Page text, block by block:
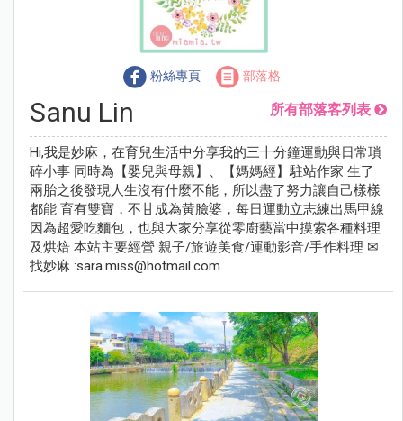
粉絲專頁 部落格
Sanu Lin 所有部落客列表
Hi,我是妙麻，在育兒生活中分享我的三十分鐘運動與日常瑣
碎小事 同時為【嬰兒與母親】、【媽媽經】駐站作家 生了
兩胎之後發現人生沒有什麼不能，所以盡了努力讓自己樣樣
都能 育有雙寶，不甘成為黃臉婆，每日運動立志練出馬甲線
因為超愛吃麵包，也與大家分享從零廚藝當中摸索各種料理
及烘焙 本站主要經營 親子/旅遊美食/運動影音/手作料理 ✉
找妙麻 :sara.miss@hotmail.com